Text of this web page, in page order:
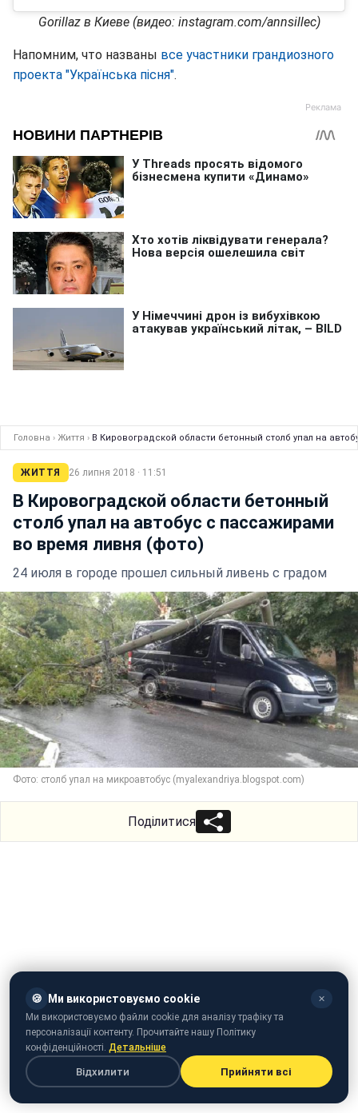
Gorillaz в Киеве (видео: instagram.com/annsillec)
Напомним, что названы все участники грандиозного
проекта "Українська пісня".
Головна › Життя › В Кировоградской области бетонный столб упал на
ЖИТТЯ 26 липня 2018 · 11:51
В Кировоградской области бетонный
столб упал на автобус с пассажирами
во время ливня (фото)
24 июля в городе прошел сильный ливень с градом
Фото: столб упал на микроавтобус (myalexandriya.blogspot.com)
Поділитися
🍪 Ми використовуємо cookie ✕
Ми використовуємо файли cookie для аналізу трафіку та
персоналізації контенту. Прочитайте нашу Політику
конфіденційності. Детальніше
Відхилити Прийняти всі